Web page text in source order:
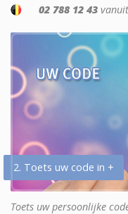
02 788 12 43
2. Toets uw code in +
Toets uw persoonlijke